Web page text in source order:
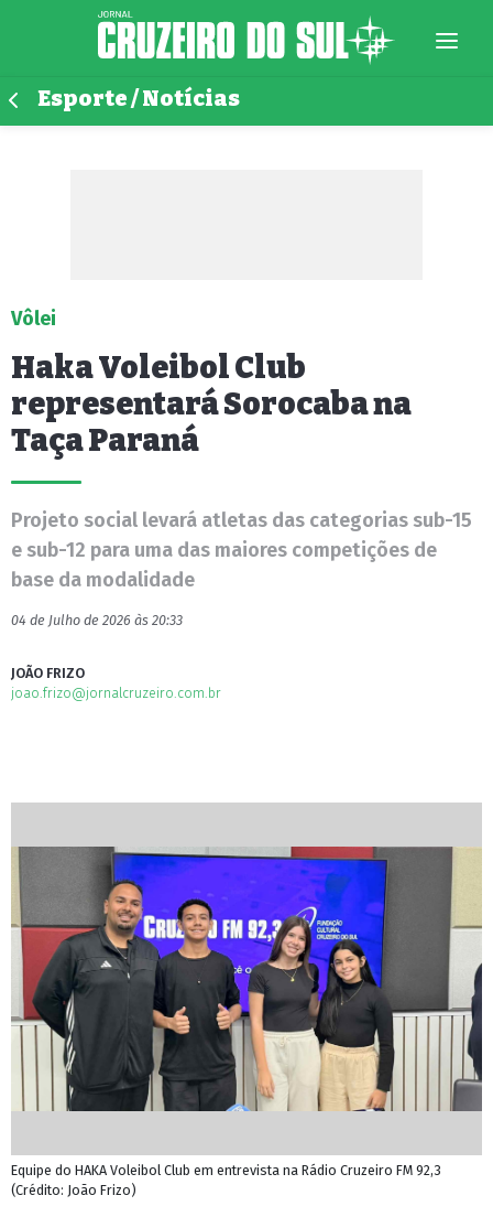
Esporte / Notícias
Vôlei
Haka Voleibol Club
representará Sorocaba na
Taça Paraná
Projeto social levará atletas das categorias sub-15
e sub-12 para uma das maiores competições de
base da modalidade
04 de Julho de 2026 às 20:33
JOÃO FRIZO
joao.frizo@jornalcruzeiro.com.br
Equipe do HAKA Voleibol Club em entrevista na Rádio Cruzeiro FM 92,3
(Crédito: João Frizo)